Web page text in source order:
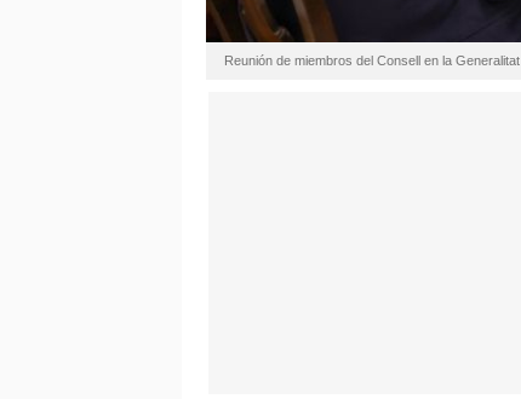
Reunión de miembros del Consell en la